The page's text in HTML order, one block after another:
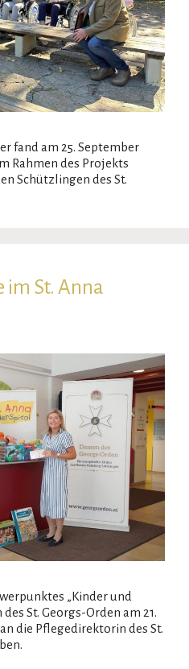
fand am 25. September
Rahmen des Projekts
Schützlingen des St.
im St. Anna
„Kinder und
St. Georgs-Orden am 21.
die Pflegedirektorin des St.